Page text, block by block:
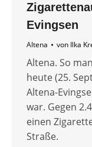
Evingsen
Altena von Ilka
Altena. So
heute (25.
Altena-
war. Gegen
einen
Straße.